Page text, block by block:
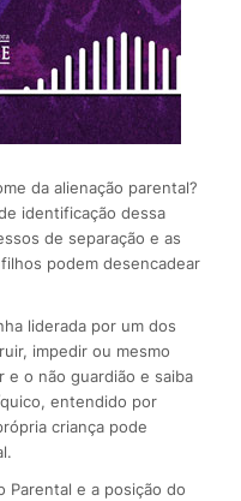
da alienação parental?
identificação dessa
de separação e as
podem desencadear
liderada por um dos
impedir ou mesmo
o não guardião e saiba
entendido por
criança pode
Parental e a posição do